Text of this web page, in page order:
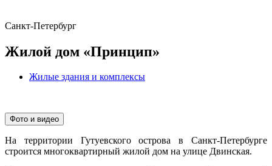
Санкт-Петербург
Жилой дом «Принцип»
Жилые здания и комплексы
Фото и видео
На территории Гутуевского острова в Санкт-Петербурге
строится многоквартирный жилой дом на улице Двинская.